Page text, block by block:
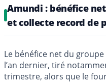
Amundi : bénéfice
et collecte record de
Le bénéfice net du
l’an dernier, tiré
trimestre, alors que le